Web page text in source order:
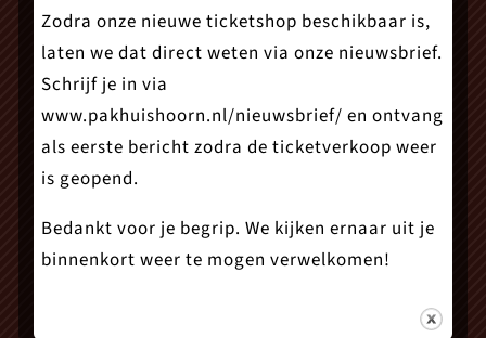
Zodra onze nieuwe ticketshop beschikbaar is,
laten we dat direct weten via onze nieuwsbrief.
Schrijf je in via
www.pakhuishoorn.nl/nieuwsbrief/ en ontvang
als eerste bericht zodra de ticketverkoop weer
is geopend.
Bedankt voor je begrip. We kijken ernaar uit je
binnenkort weer te mogen verwelkomen!